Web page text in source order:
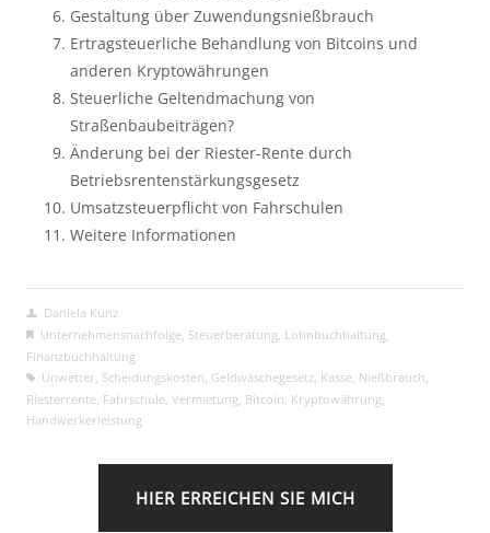
Gestaltung über Zuwendungsnießbrauch
Ertragsteuerliche Behandlung von Bitcoins und
anderen Kryptowährungen
Steuerliche Geltendmachung von
Straßenbaubeiträgen?
Änderung bei der Riester-Rente durch
Betriebsrentenstärkungsgesetz
Umsatzsteuerpflicht von Fahrschulen
Weitere Informationen
Daniela Kunz
Unternehmensnachfolge, Steuerberatung Lohnbuchhaltung
Finanzbuchhaltung
Unwetter Scheidungskosten Geldwäschegesetz, Kasse, Nießbrauch
Riesterrente Fahrschule Vermietung Bitcoin Kryptowährung
Handwerkerleistung
HIER ERREICHEN SIE MICH